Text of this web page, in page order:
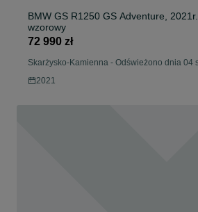
BMW GS R1250 GS Adventure,
wzorowy
72 990 zł
Skarżysko-Kamienna - Odświeżono dnia 04
2021